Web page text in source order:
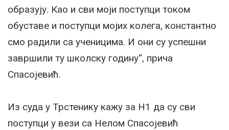
образују. Као и сви моји поступци током
обуставе и поступци мојих колега, константно
смо радили са ученицима. И они су успешни
завршили ту школску годину“, прича
Спасојевић.
Из суда у Трстенику кажу за Н1 да су сви
поступци у вези са Нелом Спасојевић